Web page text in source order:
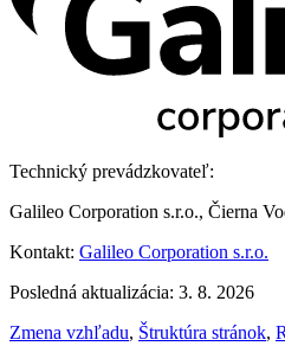
Technický prevádzkovateľ:
Galileo Corporation s.r.o., Čierna
Kontakt: Galileo Corporation s.r.o.
Posledná aktualizácia: 3. 8. 2026
Zmena vzhľadu, Štruktúra stránok,